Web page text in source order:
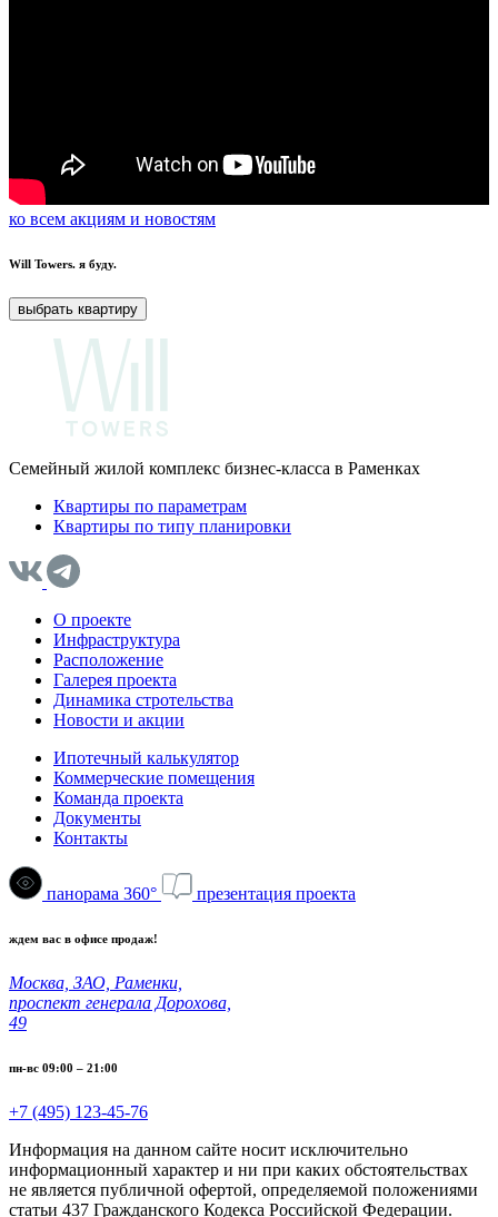
ко всем акциям и новостям
Will Towers. я буду.
выбрать квартиру
Семейный жилой комплекс бизнес-класса в Раменках
Квартиры по параметрам
Квартиры по типу планировки
О проекте
Инфраструктура
Расположение
Галерея проекта
Динамика стротельства
Новости и акции
Ипотечный калькулятор
Коммерческие помещения
Команда проекта
Документы
Контакты
панорама 360° презентация проекта
ждем вас в офисе продаж!
Москва, ЗАО, Раменки,
проспект генерала Дорохова,
49
пн-вс 09:00 – 21:00
+7 (495) 123-45-76
Информация на данном сайте носит исключительно
информационный характер и ни при каких обстоятельствах
не является публичной офертой, определяемой положениями
статьи 437 Гражданского Кодекса Российской Федерации.